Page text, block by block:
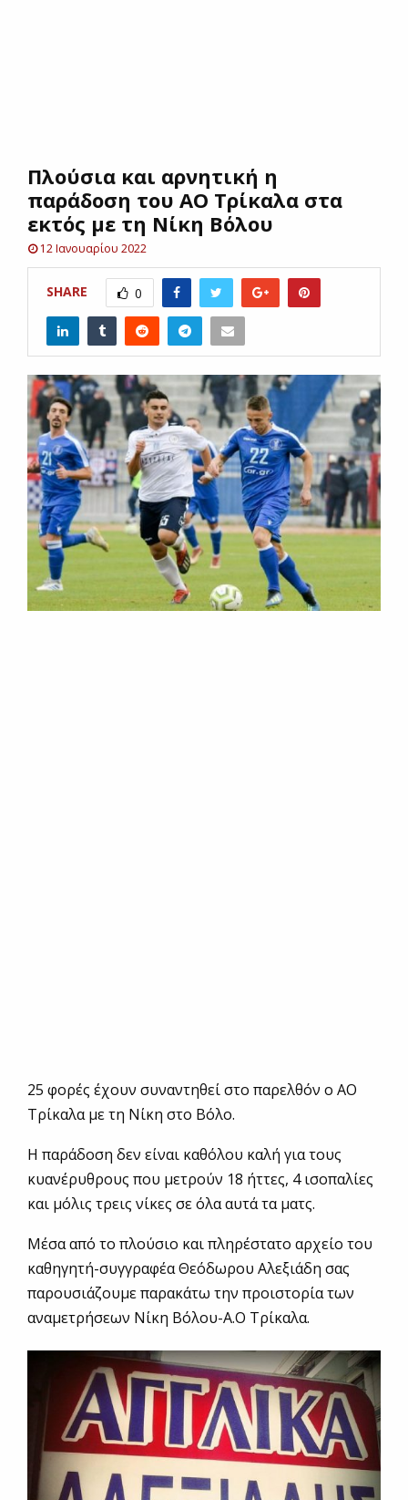
UΠλούσια και αρνητική η
παράδοση του ΑΟ Τρίκαλα στα
εκτός με τη Νίκη Βόλου
12 Ιανουαρίου 2022
SHARE 0
25 φορές έχουν συναντηθεί στο παρελθόν ο ΑΟ
Τρίκαλα με τη Νίκη στο Βόλο.
Η παράδοση δεν είναι καθόλου καλή για τους
κυανέρυθρους που μετρούν 18 ήττες, 4 ισοπαλίες
και μόλις τρεις νίκες σε όλα αυτά τα ματς.
Μέσα από το πλούσιο και πληρέστατο αρχείο του
καθηγητή-συγγραφέα Θεόδωρου Αλεξιάδη σας
παρουσιάζουμε παρακάτω την προιστορία των
αναμετρήσεων Νίκη Βόλου-Α.Ο Τρίκαλα.